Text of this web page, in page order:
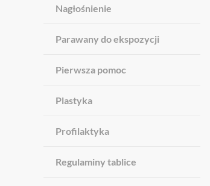
Nagłośnienie
Parawany do ekspozycji
Pierwsza pomoc
Plastyka
Profilaktyka
Regulaminy tablice